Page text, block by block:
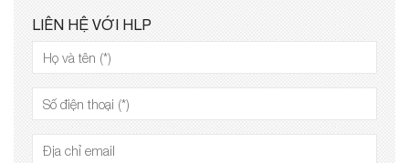
LIÊN HỆ VỚI HLP